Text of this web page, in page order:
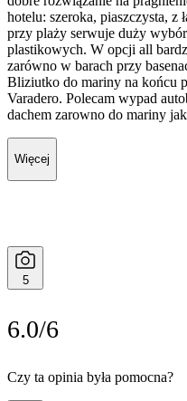
hotelu: szeroka, piaszczysta, z
przy plaży serwuje duży
plastikowych. W opcji all
zarówno w barach przy
Bliziutko do mariny na końcu
Varadero. Polecam wypad
dachem zarowno do mariny
Więcej
5
6.0/6
Czy ta opinia była pomocna?